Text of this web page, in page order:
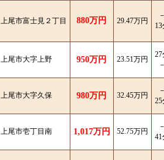
上尾市富士見２丁目 880万円 29.47万円
13
上尾市大字上野
950万円 23.51万円
27
上尾市大字久保
980万円 32.45万円
25
上尾市壱丁目南
1,017万円 52.75万円
41